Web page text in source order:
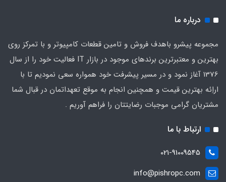
درباره ما
مجموعه پیشرو باهدف فروش و تامین قطعات کامپیوتر و با تمرکز روی
بهترین و معتبرترین برندهای موجود در بازار IT فعالیت خود را از سال
1376 آغاز نمود و در مسیر پیشرفت خود همواره سعی نمودیم تا با
اراِئه بهترین قیمت و همچنین انجام به موقع تعهداتمان در قبال شما
مشتریان گرامی موجبات رضایتتان را فراهم آوریم .
ارتباط با ما
021-91009545
info@pishropc.com